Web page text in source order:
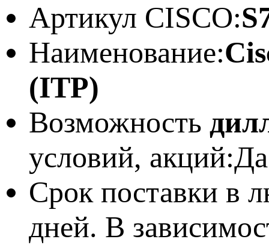
Артикул CISCO:
Наименование:
(ITP)
Возможность
условий, акций:Да
Срок поставки в
дней. В